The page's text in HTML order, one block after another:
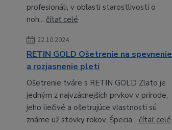
profesionáli, v oblasti starostlivosti o
noh... čítať celé
22.10.2024
RETIN GOLD Ošetrenie na spevnenie
a rozjasnenie pleti
Ošetrenie tváre s RETIN GOLD Zlato je
jedným z najvzácnejších prvkov v prírode,
jeho liečivé a ošetrujúce vlastnosti sú
známe už stovky rokov. Špecia... čítať celé